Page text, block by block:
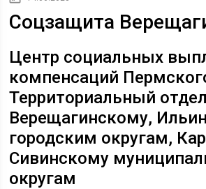
Соцзащита
Центр социальных
компенсаций
Территориальный
Верещагинскому,
городским округам,
Сивинскому
округам